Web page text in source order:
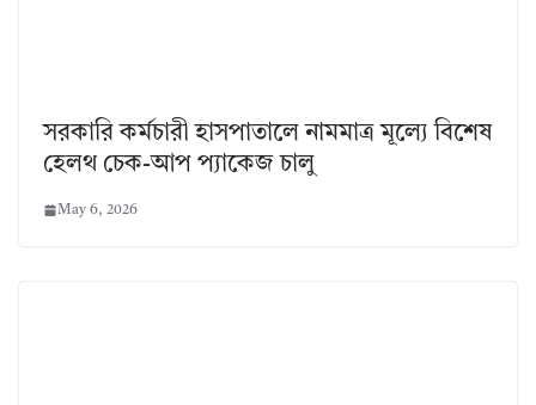
সরকারি কর্মচারী হাসপাতালে নামমাত্র মূল্যে বিশেষ
হেলথ চেক-আপ প্যাকেজ চালু
May 6, 2026